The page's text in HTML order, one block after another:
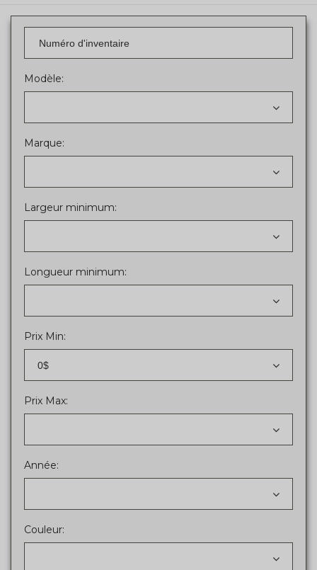
Modèle:
Marque:
Largeur minimum:
Longueur minimum:
Prix Min:
0$
Prix Max:
Année:
Couleur: